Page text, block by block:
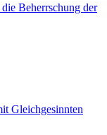
Beherrschung der
Gleichgesinnten